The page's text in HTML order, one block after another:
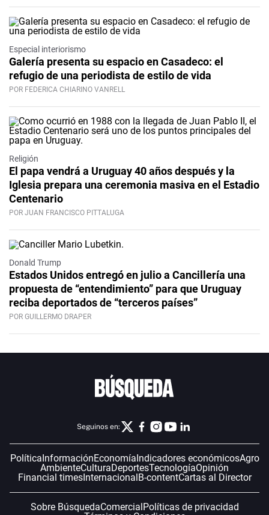
Especial interiorismo
Galería presenta su espacio en Casadeco: el
refugio de una periodista de estilo de vida
POR FEDERICA CHIARINO VANRELL
Religión
El papa vendrá a Uruguay 40 años después y la
Iglesia prepara una ceremonia masiva en el Estadio
Centenario
POR JUAN FRANCISCO PITTALUGA
Donald Trump
Estados Unidos entregó en julio a Cancillería una
propuesta de “entendimiento” para que Uruguay
reciba deportados de “terceros países”
POR GUILLERMO DRAPER
Seguinos en:
PolíticaInformaciónEconomíaIndicadores económicosAgro
AmbienteCulturaDeportesTecnologíaOpinión
Financial timesInternacionalB-contentCartas al Director
Sobre BúsquedaComercialPolíticas de privacidad